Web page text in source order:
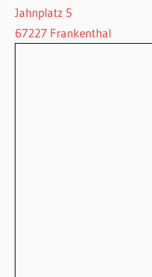
Jahnplatz 5
67227 Frankenthal